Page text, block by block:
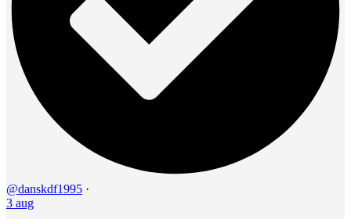
@danskdf1995 ·
3 aug